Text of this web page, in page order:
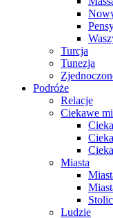
Turcja
Tunezja
Podróże
Relacje
Ciekawe
Miasta
Ludzie